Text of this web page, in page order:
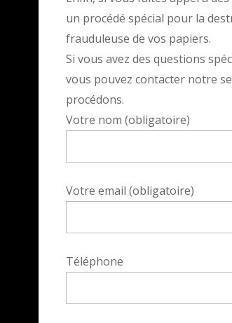
un procédé spécial pour la
frauduleuse de vos papiers.
Si vous avez des questions
vous pouvez contacter notre
procédons.
Votre nom (obligatoire)
Votre email (obligatoire)
Téléphone